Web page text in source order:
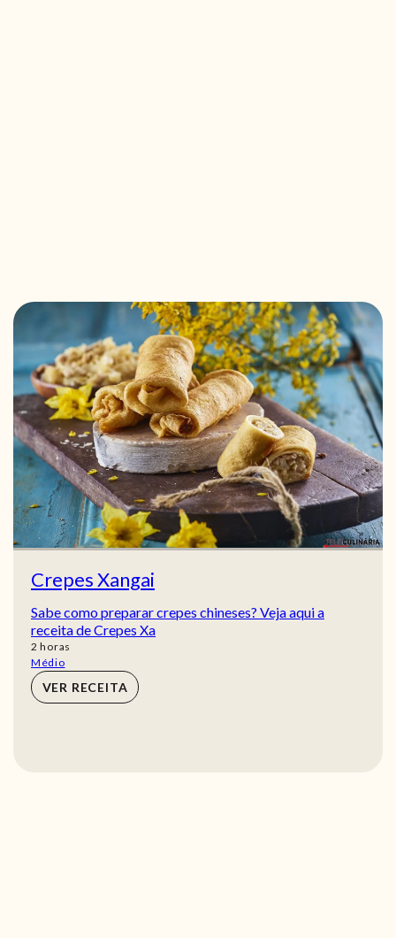
Crepes Xangai
Sabe como preparar crepes chineses? Veja aqui a
receita de Crepes Xa
2 horas
horas
Médio
VER RECEITA